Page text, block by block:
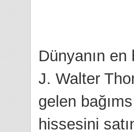
Dünyanın
J. Walter
gelen
hissesini